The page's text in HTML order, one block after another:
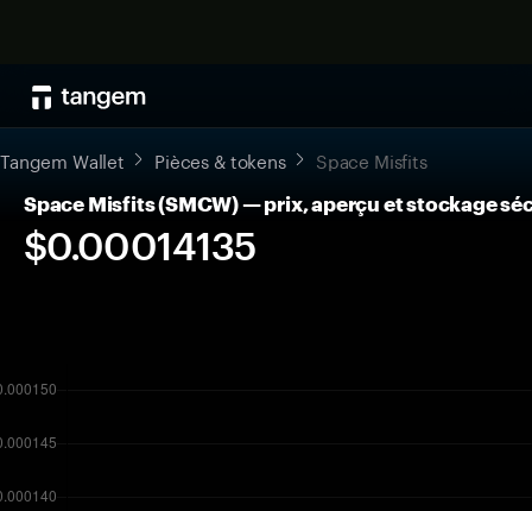
Tangem Wallet Pièces & tokens Space Misfits
Space Misfits (SMCW) — prix, aperçu et stockage
$0.00014135